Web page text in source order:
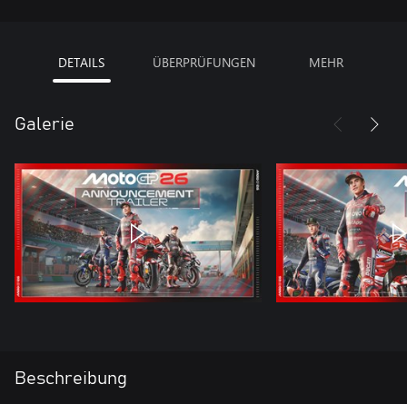
DETAILS ÜBERPRÜFUNGEN MEHR
Galerie
Beschreibung